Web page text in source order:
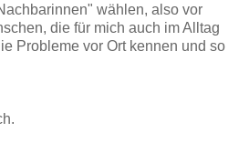
wählen, also vor
die für mich auch im Alltag
Probleme vor Ort kennen und so